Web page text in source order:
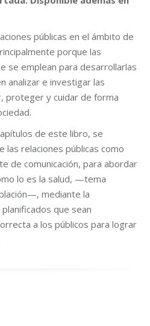
públicas en el ámbito de
porque las
se emplean para desarrollarlas
analizar e investigar las
proteger y cuidar de forma
de este libro, se
las relaciones públicas como
de comunicación, para abordar
lo es la salud, —tema
mediante la
que sean
a los públicos para lograr